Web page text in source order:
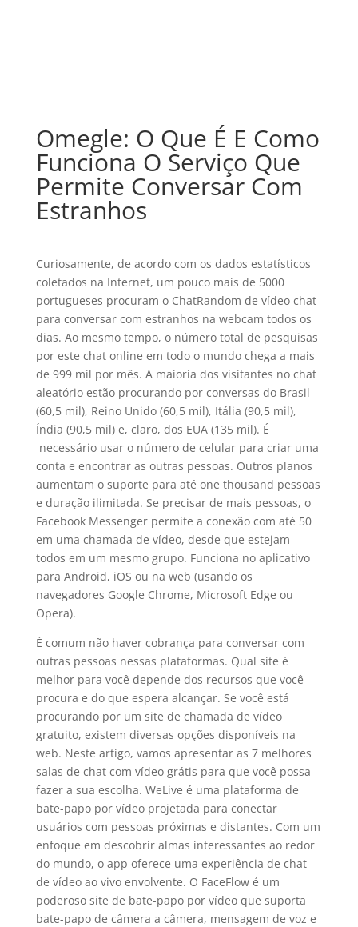
Omegle: O Que É E Como
Funciona O Serviço Que
Permite Conversar Com
Estranhos
Curiosamente, de acordo com os dados estatísticos
coletados na Internet, um pouco mais de 5000
portugueses procuram o ChatRandom de vídeo chat
para conversar com estranhos na webcam todos os
dias. Ao mesmo tempo, o número total de pesquisas
por este chat online em todo o mundo chega a mais
de 999 mil por mês. A maioria dos visitantes no chat
aleatório estão procurando por conversas do Brasil
(60,5 mil), Reino Unido (60,5 mil), Itália (90,5 mil),
Índia (90,5 mil) e, claro, dos EUA (135 mil). É
necessário usar o número de celular para criar uma
conta e encontrar as outras pessoas. Outros planos
aumentam o suporte para até one thousand pessoas
e duração ilimitada. Se precisar de mais pessoas, o
Facebook Messenger permite a conexão com até 50
em uma chamada de vídeo, desde que estejam
todos em um mesmo grupo. Funciona no aplicativo
para Android, iOS ou na web (usando os
navegadores Google Chrome, Microsoft Edge ou
Opera).
É comum não haver cobrança para conversar com
outras pessoas nessas plataformas. Qual site é
melhor para você depende dos recursos que você
procura e do que espera alcançar. Se você está
procurando por um site de chamada de vídeo
gratuito, existem diversas opções disponíveis na
web. Neste artigo, vamos apresentar as 7 melhores
salas de chat com vídeo grátis para que você possa
fazer a sua escolha. WeLive é uma plataforma de
bate-papo por vídeo projetada para conectar
usuários com pessoas próximas e distantes. Com um
enfoque em descobrir almas interessantes ao redor
do mundo, o app oferece uma experiência de chat
de vídeo ao vivo envolvente. O FaceFlow é um
poderoso site de bate-papo por vídeo que suporta
bate-papo de câmera a câmera, mensagem de voz e